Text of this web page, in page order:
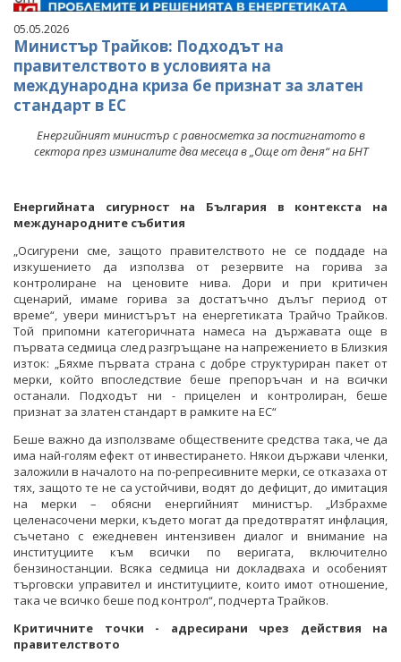
05.05.2026
Министър Трайков: Подходът на
правителството в условията на
международна криза бе признат за златен
стандарт в ЕС
Енергийният министър с равносметка за постигнатото в
сектора през изминалите два месеца в „Още от деня“ на БНТ
Енергийната сигурност на България в контекста на
международните събития
„Осигурени сме, защото правителството не се поддаде на
изкушението да използва от резервите на горива за
контролиране на ценовите нива. Дори и при критичен
сценарий, имаме горива за достатъчно дълъг период от
време“, увери министърът на енергетиката Трайчо Трайков.
Той припомни категоричната намеса на държавата още в
първата седмица след разгръщане на напрежението в Близкия
изток: „Бяхме първата страна с добре структуриран пакет от
мерки, който впоследствие беше препоръчан и на всички
останали. Подходът ни - прицелен и контролиран, беше
признат за златен стандарт в рамките на ЕС“
Беше важно да използваме обществените средства така, че да
има най-голям ефект от инвестирането. Някои държави членки,
заложили в началото на по-репресивните мерки, се отказаха от
тях, защото те не са устойчиви, водят до дефицит, до имитация
на мерки – обясни енергийният министър. „Избрахме
целенасочени мерки, където могат да предотвратят инфлация,
съчетано с ежедневен интензивен диалог и внимание на
институциите към всички по веригата, включително
бензиностанции. Всяка седмица ни докладваха и особеният
търговски управител и институциите, които имот отношение,
така че всичко беше под контрол“, подчерта Трайков.
Критичните точки - адресирани чрез действия на
правителството